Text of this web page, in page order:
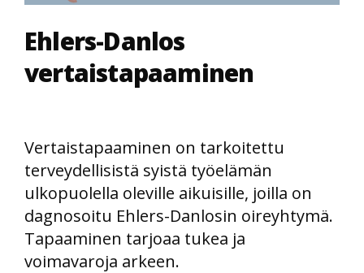
Ehlers-Danlos
vertaistapaaminen
Vertaistapaaminen on tarkoitettu
terveydellisistä syistä työelämän
ulkopuolella oleville aikuisille, joilla on
dagnosoitu Ehlers-Danlosin oireyhtymä.
Tapaaminen tarjoaa tukea ja
voimavaroja arkeen.